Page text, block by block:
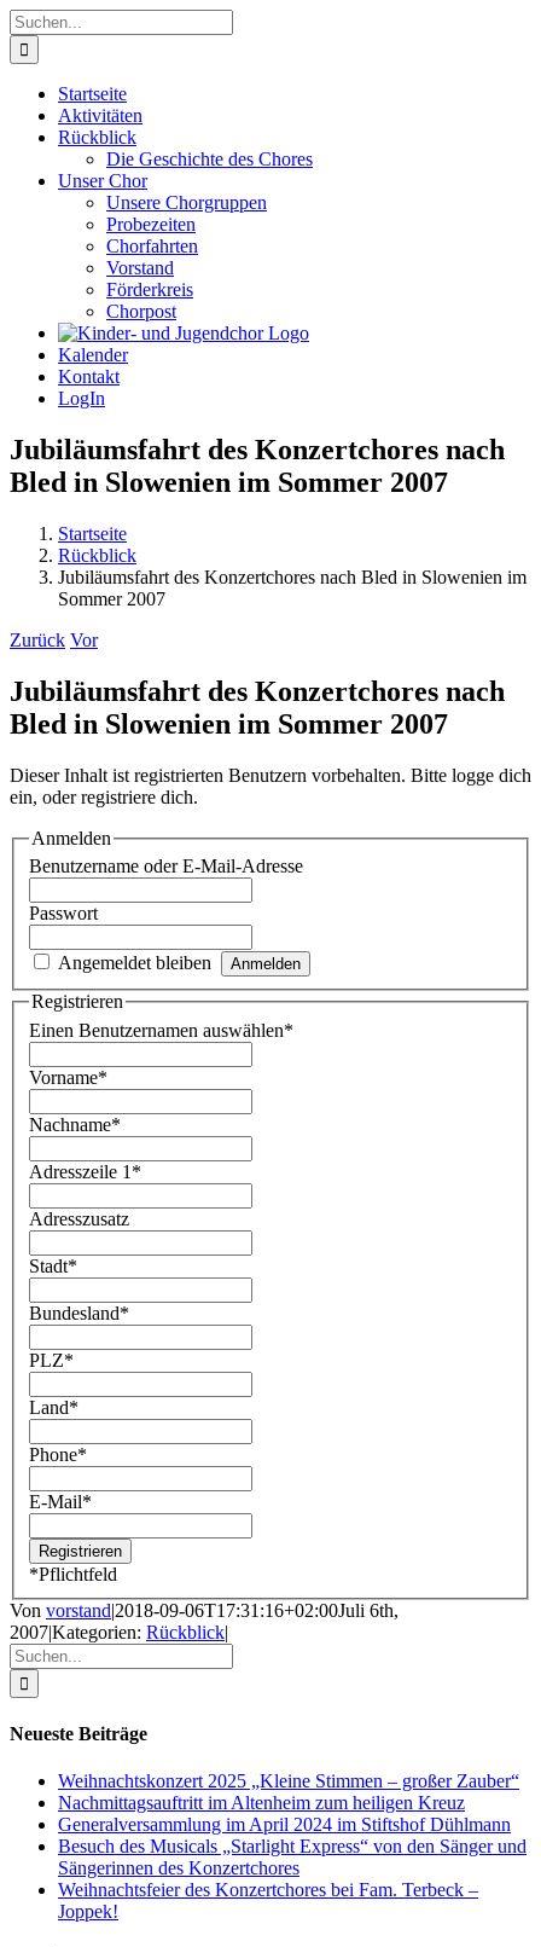
Zum
Inhalt
springen
Suche
nach:
Startseite
Aktivitäten
Rückblick
Die Geschichte des Chores
Unser Chor
Unsere Chorgruppen
Probezeiten
Chorfahrten
Vorstand
Förderkreis
Chorpost
Kalender
Kontakt
LogIn
Jubiläumsfahrt des Konzertchores nach
Bled in Slowenien im Sommer 2007
Startseite
Rückblick
Jubiläumsfahrt des Konzertchores nach Bled in Slowenien im
Sommer 2007
Zurück Vor
Jubiläumsfahrt des Konzertchores nach
Bled in Slowenien im Sommer 2007
Dieser Inhalt ist registrierten Benutzern vorbehalten. Bitte logge dich
ein, oder registriere dich.
Anmelden
Benutzername oder E-Mail-Adresse
Passwort
Angemeldet bleiben
Registrieren
Einen Benutzernamen auswählen*
Vorname*
Nachname*
Adresszeile 1 *
Adresszusatz
Stadt*
Bundesland*
PLZ*
Land*
Phone*
E-Mail*
*Pflichtfeld
Von vorstand|2018-09-06T17:31:16+02:00Juli 6th,
2007|Kategorien: Rückblick|
Suche
nach:
Neueste Beiträge
Weihnachtskonzert 2025 „Kleine Stimmen – großer Zauber“
Nachmittagsauftritt im Altenheim zum heiligen Kreuz
Generalversammlung im April 2024 im Stiftshof Dühlmann
Besuch des Musicals „Starlight Express“ von den Sänger und
Sängerinnen des Konzertchores
Weihnachtsfeier des Konzertchores bei Fam. Terbeck –
Joppek!